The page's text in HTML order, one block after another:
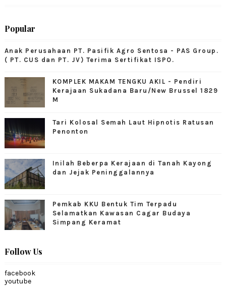
Popular
Anak Perusahaan PT. Pasifik Agro Sentosa - PAS Group.
( PT. CUS dan PT. JV) Terima Sertifikat ISPO.
KOMPLEK MAKAM TENGKU AKIL - Pendiri
Kerajaan Sukadana Baru/New Brussel 1829
M
Tari Kolosal Semah Laut Hipnotis Ratusan
Penonton
Inilah Beberpa Kerajaan di Tanah Kayong
dan Jejak Peninggalannya
Pemkab KKU Bentuk Tim Terpadu
Selamatkan Kawasan Cagar Budaya
Simpang Keramat
Follow Us
facebook
youtube